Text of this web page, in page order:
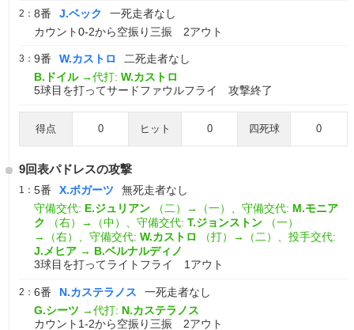
2： 8番 J.ベック
一死走者なし
カウント0-2から空振り三振 2アウト
3： 9番 W.カストロ
二死走者なし
B.ドイル →代打: W.カストロ
5球目を打ってサードファウルフライ 攻撃終了
得点 0 ヒット 0 四死球 0
9回表パドレスの攻撃
1： 5番 X.ボガーツ
無死走者なし
守備交代: E.ジュリアン （二）→（一）、守備交代: M.モニア
ク
（右）→（中）、守備交代: T.ジョンストン
（一）
→（右）、守備交代: W.カストロ
（打）→（二）、投手交代:
J.メヒア → B.ベルナルディノ
3球目を打ってライトフライ 1アウト
2： 6番 N.カステラノス
一死走者なし
G.シーツ →代打: N.カステラノス
カウント1-2から空振り三振 2アウト